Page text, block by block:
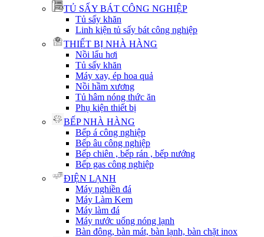
TỦ SẤY BÁT CÔNG NGHIỆP
Tủ sấy khăn
Linh kiện tủ sấy bát công nghiệp
THIẾT BỊ NHÀ HÀNG
Nồi lẩu hơi
Tủ sấy khăn
Máy xay, ép hoa quả
Nồi hầm xương
Tủ hâm nóng thức ăn
Phụ kiện thiết bị
BẾP NHÀ HÀNG
Bếp á công nghiệp
Bếp âu công nghiệp
Bếp chiên , bếp rán , bếp nướng
Bếp gas công nghiệp
ĐIỆN LẠNH
Máy nghiền đá
Máy Làm Kem
Máy làm đá
Máy nước uống nóng lạnh
Bàn đông, bàn mát, bàn lạnh, bàn chặt inox